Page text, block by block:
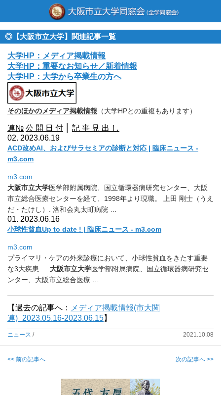
◎【大阪市立大学】関連記事一覧
大学HP：メディア掲載情報
大学HP：重要なお知らせ／新着情報
大学HP：大学から卒業生の方へ
そのほかのメディア掲載情報 （大学HPとの重複もあります）
連№ 公 開 日 付
記 事 見 出 し
02. 2023.06.19
ACD改めAI、およびサラセミアの診断と対応 | 臨床ニュース -
m3.com
m3.com
大阪市立大学医学部附属病院、国立循環器病研究センター、 大阪
市立総合医療センターを経て、1998年より現職。 上田 剛士（うえ
だ・たけし）. 洛和会丸太町病院 …
01. 2023.06.16
小球性貧血Up to date ! | 臨床ニュース - m3.com
m3.com
プライマリ・ケアの外来診療において、 小球性貧血をきたす重要
な3大疾患 … 大阪市立大学医学部附属病院、国立循環器病研究セ
ンター、 大阪市立総合医療 …
【過去の記事へ：
メディア掲載情報(市大関
連)_2023.05.16-2023.06.15】
ニュース / 2021.10.08
<< 前の記事へ 次の記事へ >>